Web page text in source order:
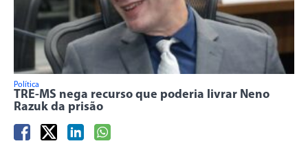
Política
TRE-MS nega recurso que poderia livrar Neno
Razuk da prisão